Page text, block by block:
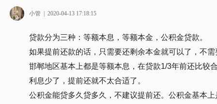
小管 2020-04-13 17:18:15
贷款分为三种：等额本息，等额本金，公积金贷款。
如果提前还款的话，只需要还剩余本金就可以了，不
邯郸地区基本上都是等额本息，在贷款1/3年前还比较
利息少了，提前还就不太合适了。
公积金能贷多久贷多久，不建议提前还。公积金基本